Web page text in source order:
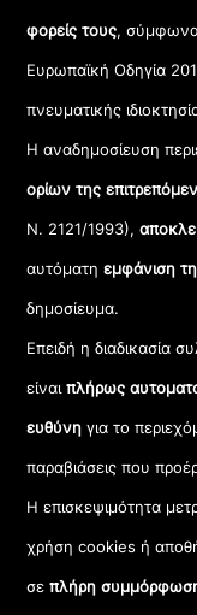
φορείς τους, σύμφωνα
Ευρωπαϊκή Οδηγία
πνευματικής
Η αναδημοσίευση
ορίων της
Ν. 2121/1993),
αυτόματηεμφάνιση
δημοσίευμα.
Επειδή η διαδικασία
είναιπλήρως
ευθύνη για το
παραβιάσεις που
Η επισκεψιμότητα
χρήση cookies ή
σεπλήρη